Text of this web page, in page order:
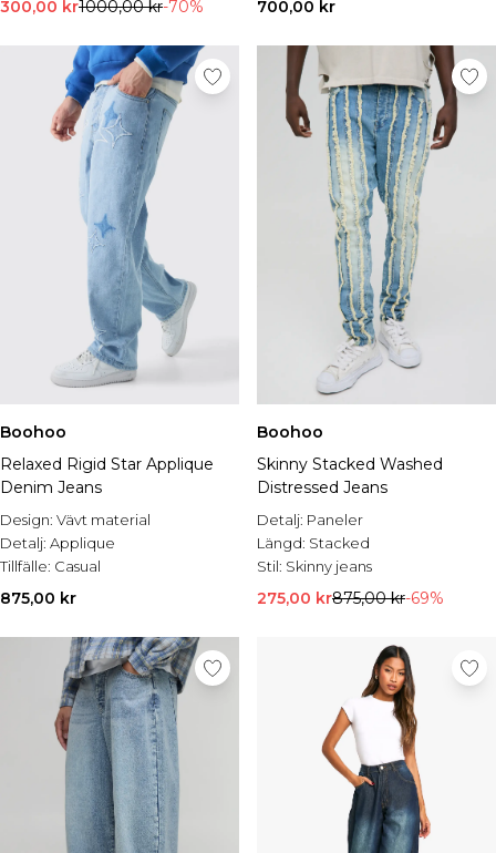
Sneakers & hi-tops
Finskor
Herraccessoarer
Väskor & plånböcker
Solglasögon
Hattar, handskar & halsdukar
Strumpor
Underkläder
Visa alla accessoarer
Rea – Herr
Handla hela herrrean
REA-toppar
REA-byxor
REA-träningsset
REA-hoodies
REA-jackor
REA-skjortor
REA-kostymer
REA-stickat
REA-shorts
REA-accessoarer
300,00 kr1000,00 kr-70% 700,00 kr
Boohoo
Relaxed Rigid Star Applique
Denim Jeans
Design: Vävt material
Detalj: Applique
Tillfälle: Casual
875,00 kr
Boohoo
Skinny Stacked Washed
Distressed Jeans
Detalj: Paneler
Längd: Stacked
Stil: Skinny jeans
275,00 kr875,00 kr-69%